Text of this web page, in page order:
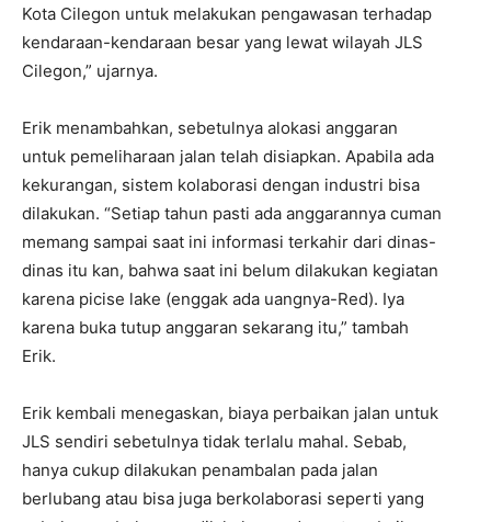
Kota Cilegon untuk melakukan pengawasan terhadap
kendaraan-kendaraan besar yang lewat wilayah JLS
Cilegon,” ujarnya.
Erik menambahkan, sebetulnya alokasi anggaran
untuk pemeliharaan jalan telah disiapkan. Apabila ada
kekurangan, sistem kolaborasi dengan industri bisa
dilakukan. “Setiap tahun pasti ada anggarannya cuman
memang sampai saat ini informasi terkahir dari dinas-
dinas itu kan, bahwa saat ini belum dilakukan kegiatan
karena picise lake (enggak ada uangnya-Red). Iya
karena buka tutup anggaran sekarang itu,” tambah
Erik.
Erik kembali menegaskan, biaya perbaikan jalan untuk
JLS sendiri sebetulnya tidak terlalu mahal. Sebab,
hanya cukup dilakukan penambalan pada jalan
berlubang atau bisa juga berkolaborasi seperti yang